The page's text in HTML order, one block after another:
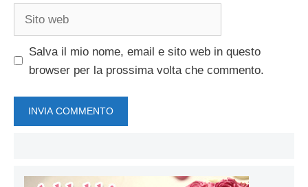
Sito
Salva il mio nome, email e sito web in questo
browser per la prossima volta che commento.